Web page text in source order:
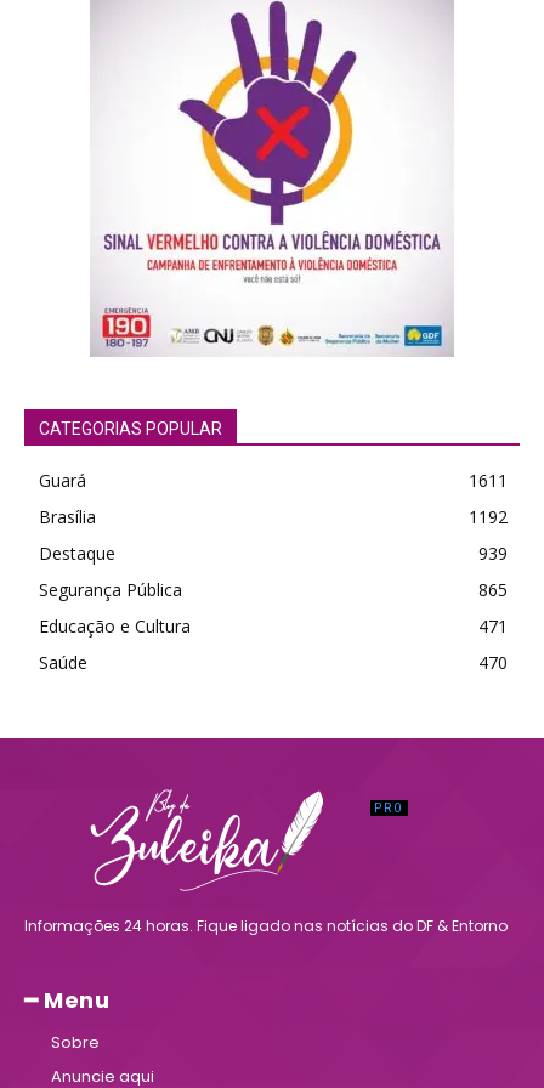
Orci varius natoque dolor
CATEGORIAS POPULAR
Guará
1611
Brasília
1192
Destaque
939
Segurança Pública
865
Educação e Cultura
471
Saúde
470
Informações 24 horas. Fique ligado nas notícias do DF & Entorno
━ Menu
Sobre
Anuncie aqui